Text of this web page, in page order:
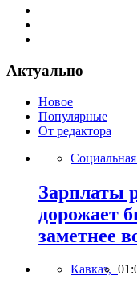
Актуально
Новое
Популярные
От редактора
Зарплаты
дорожает
заметнее
Кавказ,